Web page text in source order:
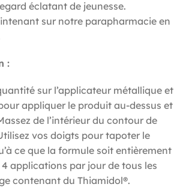
éclatant de jeunesse.
sur notre parapharmacie en
:
sur l’applicateur métallique et
appliquer le produit au-dessus et
de l’intérieur du contour de
vos doigts pour tapoter le
ce que la formule soit entièrement
applications par jour de tous les
contenant du Thiamidol®.